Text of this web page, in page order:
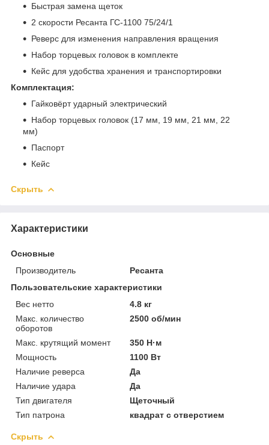
Быстрая замена щеток
2 скорости Ресанта ГС-1100 75/24/1
Реверс для изменения направления вращения
Набор торцевых головок в комплекте
Кейс для удобства хранения и транспортировки
Комплектация:
Гайковёрт ударный электрический
Набор торцевых головок (17 мм, 19 мм, 21 мм, 22
мм)
Паспорт
Кейс
Скрыть
Характеристики
Основные
Производитель
Ресанта
Пользовательские характеристики
Вес нетто
4.8 кг
Макс. количество
оборотов
2500 об/мин
Макс. крутящий момент
350 Н·м
Мощность
1100 Вт
Наличие реверса
Да
Наличие удара
Да
Тип двигателя
Щеточный
Тип патрона
квадрат с отверстием
Скрыть